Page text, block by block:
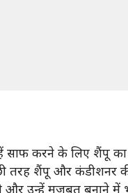
साफ करने के लिए शैंपू
शैंपू और कंडीशनर
उन्हें मजबूत बनाने में